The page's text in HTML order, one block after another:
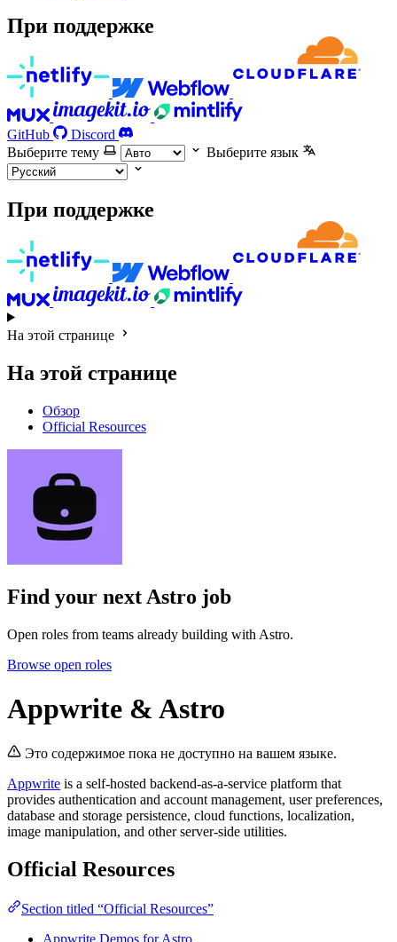
При поддержке
GitHub
Discord
Выберите тему
Выберите язык
При поддержке
На этой странице
На этой странице
Обзор
Official Resources
Find your nextAstro job
Open roles from teams already building with Astro.
Browse open roles
Appwrite & Astro
Это содержимое пока не доступно на вашем языке.
Appwrite is a self-hosted backend-as-a-service platform that
provides authentication and account management, user preferences,
database and storage persistence, cloud functions, localization,
image manipulation, and other server-side utilities.
Official Resources
Section titled “Official Resources”
Appwrite Demos for Astro